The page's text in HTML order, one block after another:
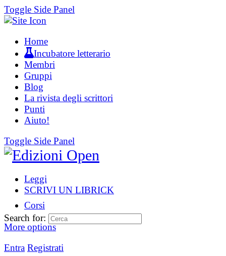
Toggle Side Panel
Home
Incubatore letterario
Membri
Gruppi
Blog
La rivista degli scrittori
Punti
Aiuto!
Toggle Side Panel
Leggi
SCRIVI UN LIBRICK
Corsi
More options
Entra Registrati
Search for: